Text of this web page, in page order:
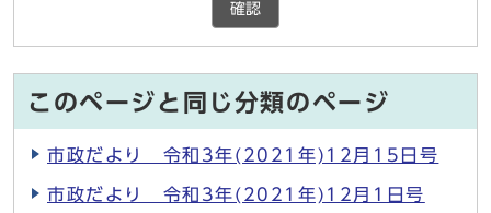
確認
このページと同じ分類のページ
市政だより 令和3年(2021年)12月15日号
市政だより 令和3年(2021年)12月1日号